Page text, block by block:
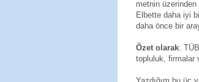
metnin üzerinden
Elbette daha iyi
daha önce bir
Özet olarak:
topluluk, firmalar